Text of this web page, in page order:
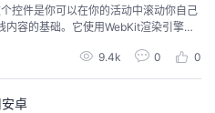
容的基础。它使用WebKit渲染引擎来
9.4k 0 0
卓